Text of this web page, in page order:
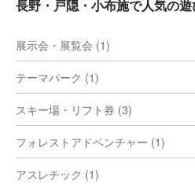
長野・戸隠・小布施で人気の
展示会・展覧会 (1)
テーマパーク (1)
スキー場・リフト券 (3)
フォレストアドベンチャー (1)
アスレチック (1)